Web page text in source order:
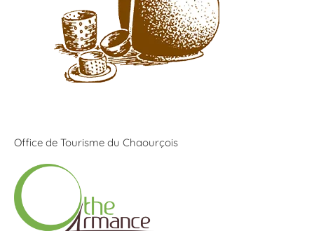
Office de Tourisme du Chaourçois